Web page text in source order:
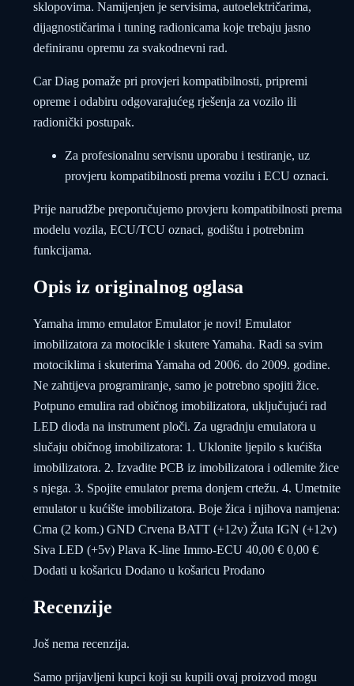
sklopovima. Namijenjen je servisima, autoelektričarima,
dijagnostičarima i tuning radionicama koje trebaju jasno
definiranu opremu za svakodnevni rad.
Car Diag pomaže pri provjeri kompatibilnosti, pripremi
opreme i odabiru odgovarajućeg rješenja za vozilo ili
radionički postupak.
Za profesionalnu servisnu uporabu i testiranje, uz
provjeru kompatibilnosti prema vozilu i ECU oznaci.
Prije narudžbe preporučujemo provjeru kompatibilnosti prema
modelu vozila, ECU/TCU oznaci, godištu i potrebnim
funkcijama.
Opis iz originalnog oglasa
Yamaha immo emulator Emulator je novi! Emulator
imobilizatora za motocikle i skutere Yamaha. Radi sa svim
motociklima i skuterima Yamaha od 2006. do 2009. godine.
Ne zahtijeva programiranje, samo je potrebno spojiti žice.
Potpuno emulira rad običnog imobilizatora, uključujući rad
LED dioda na instrument ploči. Za ugradnju emulatora u
slučaju običnog imobilizatora: 1. Uklonite ljepilo s kućišta
imobilizatora. 2. Izvadite PCB iz imobilizatora i odlemite žice
s njega. 3. Spojite emulator prema donjem crtežu. 4. Umetnite
emulator u kućište imobilizatora. Boje žica i njihova namjena:
Crna (2 kom.) GND Crvena BATT (+12v) Žuta IGN (+12v)
Siva LED (+5v) Plava K-line Immo-ECU 40,00 € 0,00 €
Dodati u košaricu Dodano u košaricu Prodano
Recenzije
Još nema recenzija.
Samo prijavljeni kupci koji su kupili ovaj proizvod mogu